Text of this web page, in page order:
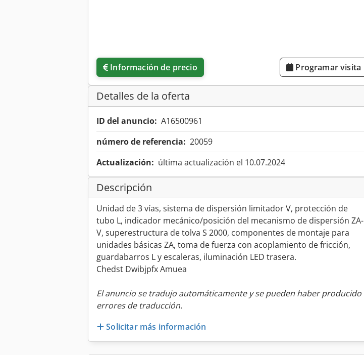
Información de precio Programar visita
Detalles de la oferta
ID del anuncio: A16500961
número de referencia: 20059
Actualización: última actualización el 10.07.2024
Descripción
Unidad de 3 vías, sistema de dispersión limitador V, protección de
tubo L, indicador mecánico/posición del mecanismo de dispersión ZA-
V, superestructura de tolva S 2000, componentes de montaje para
unidades básicas ZA, toma de fuerza con acoplamiento de fricción,
guardabarros L y escaleras, iluminación LED trasera.
Chedst Dwibjpfx Amuea
El anuncio se tradujo automáticamente y se pueden haber producido
errores de traducción.
Solicitar más información